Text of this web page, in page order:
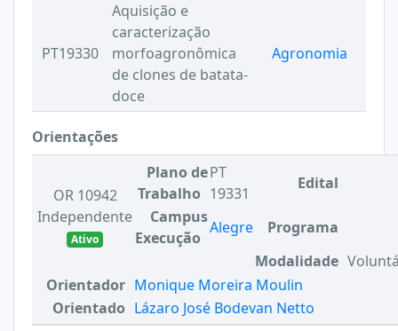
PT19330
Aquisição e
caracterização
morfoagronômica
de clones de batata-
doce
Agronomia
Orientações
OR 10942
Independente
Ativo
Plano de
Trabalho
PT
19331
Edital
Campus
Execução
Alegre
Programa
Modalidade
Orientador Monique Moreira Moulin
Orientado Lázaro José Bodevan Netto